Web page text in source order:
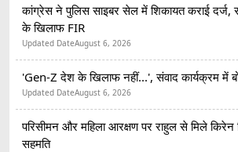
कांग्रेस ने पुलिस साइबर सेल में शिकायत कराई दर्ज,
के खिलाफ FIR
Updated DateAugust 6, 2026
'Gen-Z देश के खिलाफ नहीं...', संवाद कार्यक्रम में
Updated DateAugust 6, 2026
परिसीमन और महिला आरक्षण पर राहुल से मिले किरेन
सहमति